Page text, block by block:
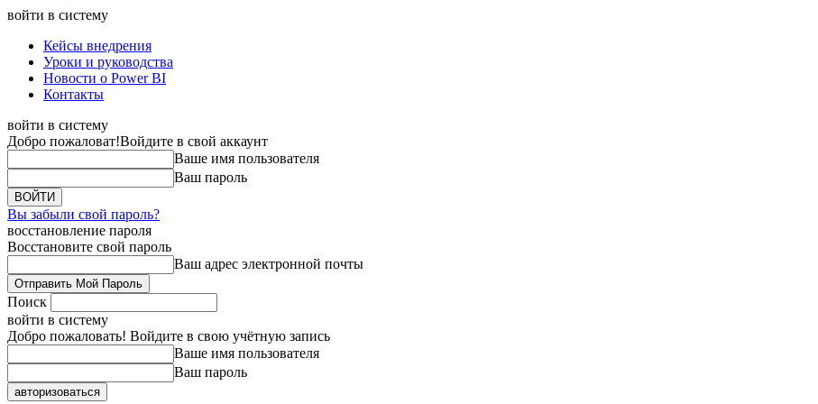
войти в систему
Кейсы внедрения
Уроки и руководства
Новости о Power BI
Контакты
войти в систему
Добро пожаловат!Войдите в свой аккаунт
Ваше имя пользователя
Ваш пароль
Вы забыли свой пароль?
восстановление пароля
Восстановите свой пароль
Ваш адрес электронной почты
Поиск
войти в систему
Добро пожаловать! Войдите в свою учётную запись
Ваше имя пользователя
Ваш пароль